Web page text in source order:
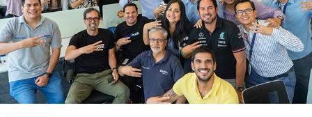
Sectores y Empresas
Management
Economía y Finanzas